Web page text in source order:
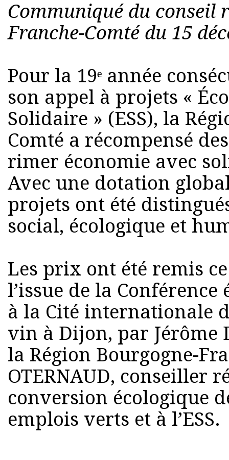
Communiqué du conseil
Franche-Comté du 15
Pour la 19ᵉ année
son appel à projets «
Solidaire » (ESS), la
Comté a récompensé
rimer économie avec
Avec une dotation
projets ont été
social, écologique et
Les prix ont été remis
l’issue de la
à la Cité internationale
vin à Dijon, par Jérôme
la Région Bourgogne-
OTERNAUD, conseiller
conversion écologique
emplois verts et à l’ESS.